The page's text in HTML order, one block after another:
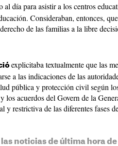
al día para asistir a los centros
Consideraban, entonces,
de las familias a la libre
explicitaba textualmente que las
a las indicaciones de las
pública y protección civil según
los acuerdos del Govern de la
y restrictiva de las diferentes fases
noticias de última hora de